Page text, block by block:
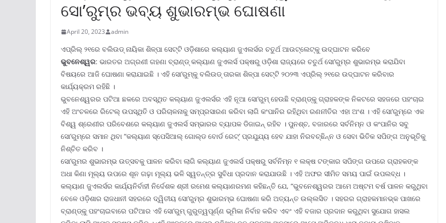
ସୋ’ରୁମ୍‌ର ଭବ୍ୟ ଶୁଭାରମ୍ଭ ଘୋଷଣା
April 20, 2023 admin
ଏପ୍ରିଲ୍ ୨୧ରେ ବଲିଉଡ୍ ନାୟିକା ଶିଳ୍ପା ସେଟ୍ଟି ଓଡ଼ିଶାରେ କଲ୍ୟାଣ ଜୁଏଲର୍ସର ଚତୁର୍ଥ ଆଉଟ୍‌ଲେଟ୍‌କୁ ଉଦ୍‌ଘାଟନ କରିବେ
ଭୁବନେଶ୍ୱର: ଭାରତର ଅଗ୍ରଣୀ ଗହଣା ବ୍ରାଣ୍ଡ୍ କଲ୍ୟାଣ ଜୁଏଲର୍ସ ପକ୍ଷରୁ ଓଡ଼ିଶା ରାଜ୍ୟରେ ଚତୁର୍ଥ ସୋ’ରୁମ୍‌ର ଶୁଭାରମ୍ଭ କରାଯିବା
ବିଷୟରେ ଆଜି ଘୋଷଣା କରାଯାଇଛି । ଏହି ସୋ’ରୁମ୍‌କୁ ବଲିଉଡ୍ ତାରକା ଶିଳ୍ପା ସେଟ୍ଟି ୨୦୨୩ ଏପ୍ରିଲ୍ ୨୧ରେ ଉଦ୍‌ଘାଟନ କରିବାର
କାର୍ଯ୍ୟକ୍ରମ ରହିଛି ।
ଭୁବନେଶ୍ୱରର ପଟିଆ ଛକରେ ଅବସ୍ଥିତ କଲ୍ୟାଣ ଜୁଏଲର୍ସର ଏହି ନୂଆ ସୋ’ରୁମ୍ ହେଉଛି ବ୍ରାଣ୍ଡ୍‌କୁ ଗ୍ରାହକଙ୍କ ନିକଟରେ ସହଜରେ ପହଂଚାଇ
ଏହି ଅଂଚଳରେ ରିଟେଲ୍ ଉପସ୍ଥିତି ଓ ପରିଚାଳନାକୁ ସମ୍ପ୍ରସାରଣ କରିବା ଲାଗି କଂପାନିର ରହିଥିବା ରଣନୀତିର ଏହା ଅଂଶ । ଏହି ସୋ’ରୁମ୍‌ରେ ଏକ
ବିଶ୍ୱ ଶ୍ରେଣୀର ପରିବେଶରେ କଲ୍ୟାଣ ଜୁଏଲର୍ସ ସମ୍ଭାରର ବ୍ୟାପକ ଡିଜାଇନ୍ ରହିବ । ପୁନଶ୍ଚ, ବଜାରରେ ସର୍ବନିମ୍ନ ଓ କଂପାନିର ସବୁ
ସୋ’ରୁମ୍‌ରେ ସମାନ ଥିବା “କଲ୍ୟାଣ ସ୍ପେସିଆଲ୍ ଗୋଲ୍‌ଡ ବୋର୍ଡ ରେଟ୍‌’ ପ୍ରଯୁଯ୍ୟ ହେବ ଯାହା ନିରବଚ୍ଛିନ୍ନ ଓ ସେବା ଭିତିକ ସପିଙ୍ଗ ଅନୁଭୂତିକୁ
ନିଶ୍ଚିତ କରିବ ।
ସୋ’ରୁମର ଶୁଭାରମ୍ଭ ଉତ୍ସବକୁ ପାଳନ କରିବା ଲାଗି କଲ୍ୟାଣ ଜୁଏଲର୍ସ ପକ୍ଷରୁ ସର୍ବନିମ୍ନ ୧ ଲକ୍ଷ ଟଙ୍କାର ସପିଙ୍ଗ ଉପରେ ଗ୍ରାହକଙ୍କ
ଅଧା କିଣା ମୂଲ୍ୟ ଉପରେ ଶୂନ ଗଢ଼ା ମୂଲ୍ୟ ଭଳି ସ୍ୱତନ୍ତ୍ର ସୁବିଧା ପ୍ରଦାନ କରାଯାଉଛି । ଏହି ଅଫର ସୀମିତ ସମୟ ପାଇଁ ଉପଲବ୍ଧ ।
କଲ୍ୟାଣ ଜୁଏଲର୍ସର କାର୍ଯ୍ୟନିର୍ବାହୀ ନିର୍ଦେଶକ ଶ୍ରୀ ରମେଶ କଲ୍ୟାଣରମଣ କହିଛନ୍ତି ଯେ, “ଭୁବନେଶ୍ୱରର ଆମେ ଅଷ୍ଟମ ବର୍ଷ ପାଳନ କରୁଥିବା
ବେଳେ ଓଡ଼ିଶାର ରାଜଧାନୀ ସହରରେ ଦ୍ୱିତୀୟ ସୋ’ରୁମ୍‌ର ଶୁଭାରମ୍ଭ ଘୋଷଣା କରି ଅତ୍ୟନ୍ତ ଉଲ୍ଲସିତ । ସହରର ଗ୍ରାହକମାନଭ୍‌କ ପାଖରେ
ବ୍ରାଣ୍ଡ୍‌କୁ ପହଂଚାଇବାରେ ପଟିଆର ଏହି ସୋ’ରୁମ୍ ଗୁରୁତ୍ୱପୂର୍ଣ୍ଣ ଭୂମିକା ନିର୍ବାହ କରିବ ଏବଂ ଏହି ବଜାର ପ୍ରଦାନ କରୁଥିବା ସୁଯୋଗ ହାସଲ